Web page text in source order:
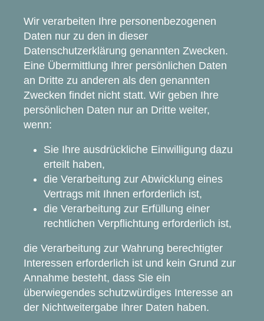
Wir verarbeiten Ihre personenbezogenen
Daten nur zu den in dieser
Datenschutzerklärung genannten Zwecken.
Eine Übermittlung Ihrer persönlichen Daten
an Dritte zu anderen als den genannten
Zwecken findet nicht statt. Wir geben Ihre
persönlichen Daten nur an Dritte weiter,
wenn:
Sie Ihre ausdrückliche Einwilligung dazu
erteilt haben,
die Verarbeitung zur Abwicklung eines
Vertrags mit Ihnen erforderlich ist,
die Verarbeitung zur Erfüllung einer
rechtlichen Verpflichtung erforderlich ist,
die Verarbeitung zur Wahrung berechtigter
Interessen erforderlich ist und kein Grund zur
Annahme besteht, dass Sie ein
überwiegendes schutzwürdiges Interesse an
der Nichtweitergabe Ihrer Daten haben.